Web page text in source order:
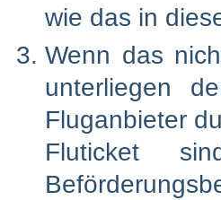
wie das in
Wenn das
unterliegen
Fluganbieter
Fluticket